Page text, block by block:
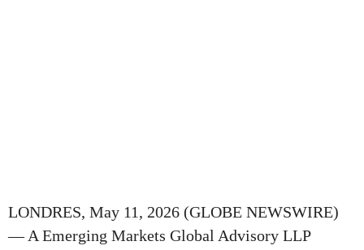
LONDRES, May 11, 2026 (GLOBE NEWSWIRE)
— A Emerging Markets Global Advisory LLP